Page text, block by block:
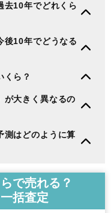
去10年でどれくら
後10年でどうなる
くら？
が大きく異なるの
測はどのように算
で売れる？
括査定